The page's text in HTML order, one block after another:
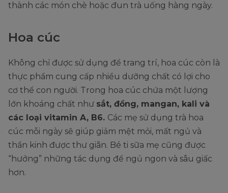
thành các món chè hoặc đun trà uống hàng ngày.
Hoa cúc
Không chỉ được sử dụng để trang trí, hoa cúc còn là
thực phẩm cung cấp nhiều dưỡng chất có lợi cho
cơ thể con người. Trong hoa cúc chứa một lượng
lớn khoáng chất như sắt, đồng, mangan, kali và
các loại vitamin A, B6. Các mẹ sử dụng trà hoa
cúc mỗi ngày sẽ giúp giảm mệt mỏi, mất ngủ và
thần kinh được thư giãn. Bé ti sữa mẹ cũng được
“hưởng” những tác dụng để ngủ ngon và sâu giấc
hơn.